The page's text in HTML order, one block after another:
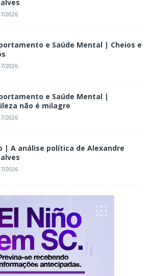
2026
e Saúde Mental | Cheios e
2026
e Saúde Mental |
não é milagre
2026
| A análise política de Alexandre
2026